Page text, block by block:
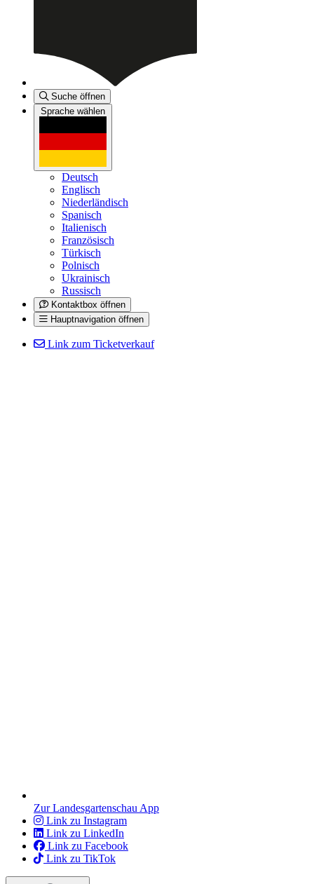
Suche öffnen
Sprache wählen
Deutsch
Englisch
Niederländisch
Spanisch
Italienisch
Französisch
Türkisch
Polnisch
Ukrainisch
Russisch
Kontaktbox öffnen
Hauptnavigation öffnen
Link zum Ticketverkauf
Zur Landesgartenschau App
Link zu Instagram
Link zu LinkedIn
Link zu Facebook
Link zu TikTok